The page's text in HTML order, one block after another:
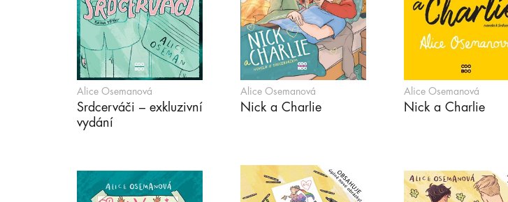
Alice Osemanová
Srdcerváči – exkluzivní
vydání
Alice Osemanová
Nick a Charlie
Alice Osemanová
Nick a Charlie